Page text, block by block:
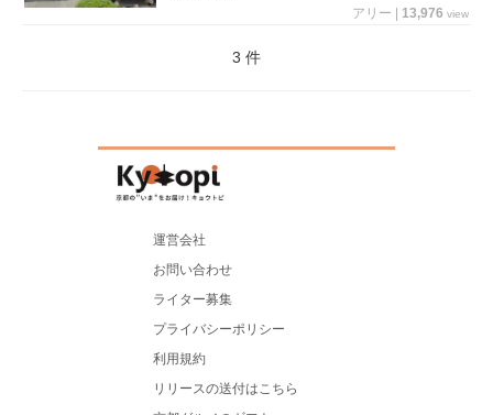
アリー
13,976 view
3 件
運営会社
お問い合わせ
ライター募集
プライバシーポリシー
利用規約
リリースの送付はこちら